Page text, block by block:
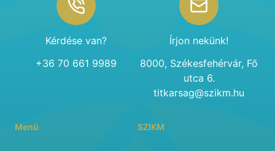
Kérdése van?
+36 70 661 9989
Írjon nekünk!
8000, Székesfehérvár, Fő
utca 6.
titkarsag@szikm.hu
Menü SZIKM